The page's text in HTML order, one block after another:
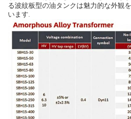
る波紋板型の油タンクは魅力的な外観
います.